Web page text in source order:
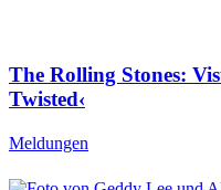
The Rolling Stones:
Twisted‹
Meldungen